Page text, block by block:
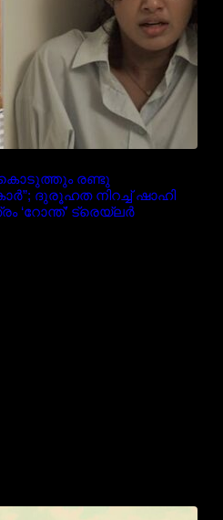
രണ്ടു
ദുരൂഹത നിറച്ച് ഷാഹി
‘റോന്ത്’ ട്രെയ്‌ലർ